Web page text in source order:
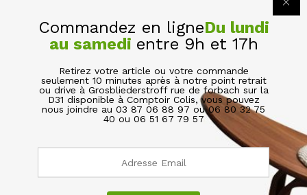
SERVICES & GARANTIES
BESOIN D’AIDE?
Commandez en ligneDu lundi
au samedi entre 9h et 17h
Retirez votre article ou votre commande
seulement 10 minutes après à notre point retrait
ou drive à Grosbliederstroff rue de forbach sur la
D31 disponible à Comptoir Colis, vous pouvez
nous joindre au 03 87 06 88 97 ou 06 80 32 75
40 ou 06 51 67 79 57